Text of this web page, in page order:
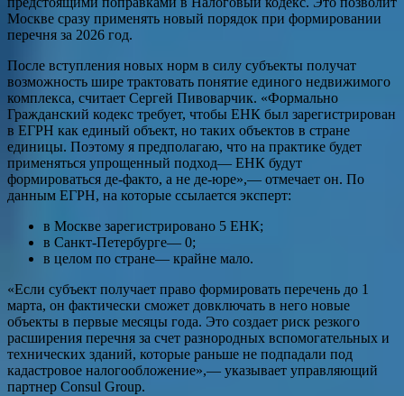
Москве сразу применять новый порядок при формировании
перечня за 2026 год.
После вступления новых норм в силу субъекты получат
возможность шире трактовать понятие единого недвижимого
комплекса, считает Сергей Пивоварчик. «Формально
Гражданский кодекс требует, чтобы ЕНК был зарегистрирован
в ЕГРН как единый объект, но таких объектов в стране
единицы. Поэтому я предполагаю, что на практике будет
применяться упрощенный подход— ЕНК будут
формироваться де-факто, а не де-юре»,— отмечает он. По
данным ЕГРН, на которые ссылается эксперт:
в Москве зарегистрировано 5 ЕНК;
в Санкт-Петербурге— 0;
в целом по стране— крайне мало.
«Если субъект получает право формировать перечень до 1
марта, он фактически сможет довключать в него новые
объекты в первые месяцы года. Это создает риск резкого
расширения перечня за счет разнородных вспомогательных и
технических зданий, которые раньше не подпадали под
кадастровое налогообложение»,— указывает управляющий
партнер Consul Group.